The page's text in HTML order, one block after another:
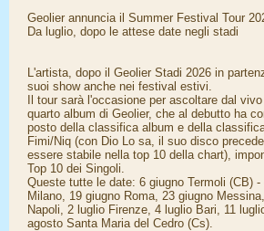
Geolier annuncia il Summer Festival Tour
Da luglio, dopo le attese date negli stadi
L'artista, dopo il Geolier Stadi 2026 in
suoi show anche nei festival estivi.
Il tour sarà l'occasione per ascoltare dal
quarto album di Geolier, che al debutto ha
posto della classifica album e della
Fimi/Niq (con Dio Lo sa, il suo disco
essere stabile nella top 10 della chart),
Top 10 dei Singoli.
Queste tutte le date: 6 giugno Termoli (CB)
Milano, 19 giugno Roma, 23 giugno
Napoli, 2 luglio Firenze, 4 luglio Bari, 11
agosto Santa Maria del Cedro (Cs).